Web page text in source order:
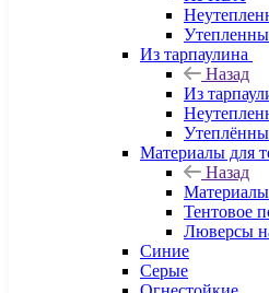
Из тарпаулина
Назад
Из
Материалы для
Назад
Материалы
Тентовое
Люверсы
Синие
Серые